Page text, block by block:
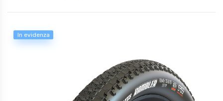
In evidenza